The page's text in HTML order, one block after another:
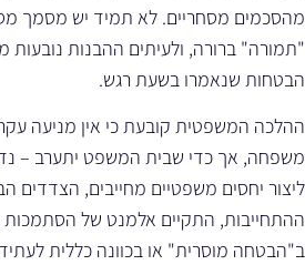
מהסכמים מסחריים. לא תמיד יש מסמך
"תמורה" ברורה, ולעיתים ההבנות נובעות
הבטחות שנאמרו בשעת רגש.
ההלכה המשפטית קובעת כי אין מניעה
משפחה, אך כדי שבית המשפט יתערב –
ליצור יחסים משפטיים מחייבים, הצדדים
ההתחייבות, התקיים אלמנט של
ב"הבטחה מוסרית" או בכוונה כללית